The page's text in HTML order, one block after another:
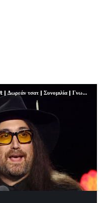
mIRC Hellas Chat - IRC Greek Chat | Δωρεάν τσατ | Συνομιλία | Γνωριμίες | FREE